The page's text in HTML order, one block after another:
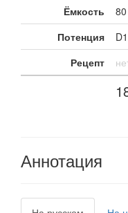
Ёмкость
Потенция
D1
Рецепт
Аннотация